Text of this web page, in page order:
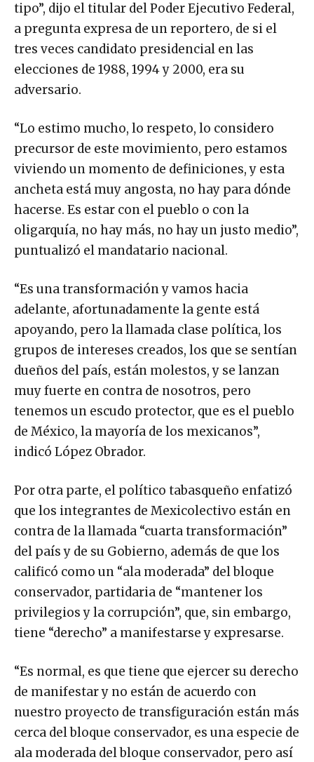
tipo”, dijo el titular del Poder Ejecutivo Federal,
a pregunta expresa de un reportero, de si el
tres veces candidato presidencial en las
elecciones de 1988, 1994 y 2000, era su
adversario.
“Lo estimo mucho, lo respeto, lo considero
precursor de este movimiento, pero estamos
viviendo un momento de definiciones, y esta
ancheta está muy angosta, no hay para dónde
hacerse. Es estar con el pueblo o con la
oligarquía, no hay más, no hay un justo medio”,
puntualizó el mandatario nacional.
“Es una transformación y vamos hacia
adelante, afortunadamente la gente está
apoyando, pero la llamada clase política, los
grupos de intereses creados, los que se sentían
dueños del país, están molestos, y se lanzan
muy fuerte en contra de nosotros, pero
tenemos un escudo protector, que es el pueblo
de México, la mayoría de los mexicanos”,
indicó López Obrador.
Por otra parte, el político tabasqueño enfatizó
que los integrantes de Mexicolectivo están en
contra de la llamada “cuarta transformación”
del país y de su Gobierno, además de que los
calificó como un “ala moderada” del bloque
conservador, partidaria de “mantener los
privilegios y la corrupción”, que, sin embargo,
tiene “derecho” a manifestarse y expresarse.
“Es normal, es que tiene que ejercer su derecho
de manifestar y no están de acuerdo con
nuestro proyecto de transfiguración están más
cerca del bloque conservador, es una especie de
ala moderada del bloque conservador, pero así